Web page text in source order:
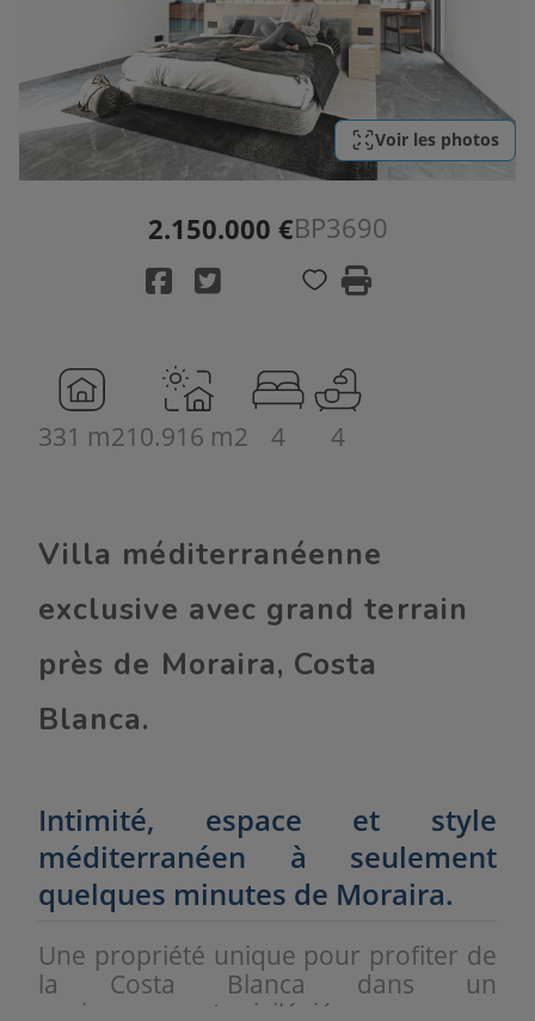
Voir les photos
2.150.000 €BP3690
331 m210.916 m2 4 4
Villa méditerranéenne
exclusive avec grand terrain
près de Moraira, Costa
Blanca.
Intimité, espace et style
méditerranéen à seulement
quelques minutes de Moraira.
Une propriété unique pour profiter de
la Costa Blanca dans un
environnement privilégié.